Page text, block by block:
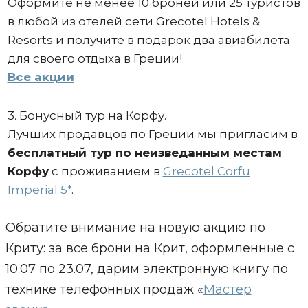
Оформите не менее 10 броней или 25 туристов
в любой из отелей сети Grecotel Hotels &
Resorts и получите в подарок два авиабилета
для своего отдыха в Греции!
Все акции
3. Бонусный тур на Корфу.
Лучших продавцов по Греции мы пригласим в
бесплатный тур по неизведанным местам
Корфус проживанием в Grecotel Corfu
Imperial 5*.
Обратите внимание на новую акцию по
Криту: за все брони на Крит, оформленные с
10.07 по 23.07, дарим электронную книгу по
технике телефонных продаж «Мастер